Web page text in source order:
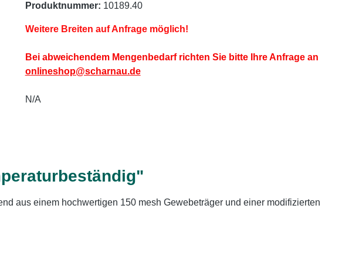
Produktnummer: 10189.40
Weitere Breiten auf Anfrage möglich!
Bei abweichendem Mengenbedarf richten Sie bitte Ihre Anfrage an
onlineshop@scharnau.de
N/A
aus einem hochwertigen 150 mesh Gewebeträger und einer modifizierten